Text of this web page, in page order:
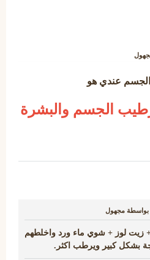
عندي هو
الجسم والبشرة
بواسطة مجهول
زيت لوز + شوي ماء ورد واخلطهم
بشكل كبير ويرطب اكثر.